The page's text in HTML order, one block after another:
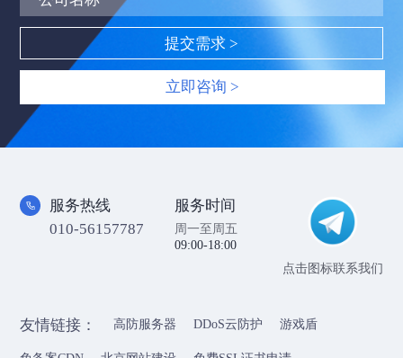
立即咨询 >
服务热线
010-56157787
服务时间
周一至周五
09:00-18:00
点击图标联系我们
友情链接： 高防服务器 DDoS云防护 游戏盾